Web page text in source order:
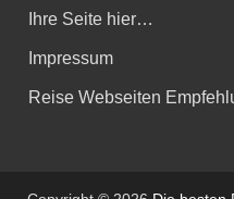
Ihre Seite hier…
Impressum
Reise Webseiten